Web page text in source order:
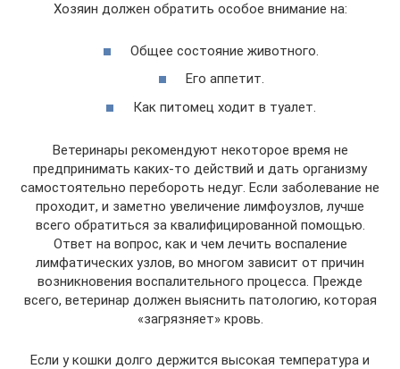
Хозяин должен обратить особое внимание на:
Общее состояние животного.
Его аппетит.
Как питомец ходит в туалет.
Ветеринары рекомендуют некоторое время не
предпринимать каких-то действий и дать организму
самостоятельно перебороть недуг. Если заболевание не
проходит, и заметно увеличение лимфоузлов, лучше
всего обратиться за квалифицированной помощью.
Ответ на вопрос, как и чем лечить воспаление
лимфатических узлов, во многом зависит от причин
возникновения воспалительного процесса. Прежде
всего, ветеринар должен выяснить патологию, которая
«загрязняет» кровь.
Если у кошки долго держится высокая температура и